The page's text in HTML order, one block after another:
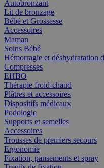
Autobronzant
Lit de bronzage
Bébé et Grossesse
Accessoires
Maman
Soins Bébé
Hémorragie et déshydratation
Compresses
EHBO
Thérapie froid-chaud
Plâtres et accessoires
Dispositifs médicaux
Podologie
Supports et semelles
Accessoires
Trousses de premiers secours
Ergonomie
Fixation, pansements et spray